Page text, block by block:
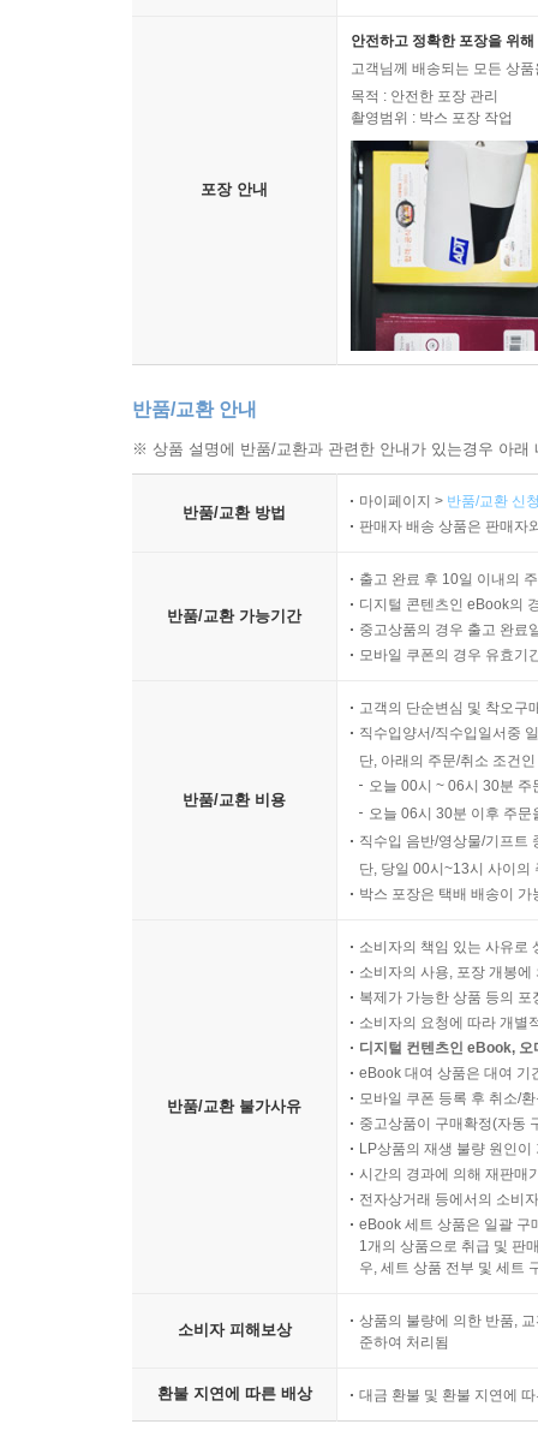
포장 안내
안전하고 정확한 포장을 위
고객님께 배송되는 모든 상
목적 : 안전한 포장 관리
촬영범위 : 박스 포장 작업
반품/교환 안내
※ 상품 설명에 반품/교환과 관련한 안내가 있는경우 아
반품/교환 방법
마이페이지 > 반품/교환 신
판매자 배송 상품은 판매자
반품/교환 가능기간
출고 완료 후 10일 이내의
디지털 콘텐츠인 eBook의
중고상품의 경우 출고 완료
모바일 쿠폰의 경우 유효기
반품/교환 비용
고객의 단순변심 및 착오구
직수입양서/직수입일서중
단, 아래의 주문/취소 조건
오늘 00시 ~ 06시 30분
오늘 06시 30분 이후 주
직수입 음반/영상물/기프트
단, 당일 00시~13시 사이의
박스 포장은 택배 배송이
반품/교환 불가사유
소비자의 책임 있는 사유로
소비자의 사용, 포장 개봉
복제가 가능한 상품 등의
소비자의 요청에 따라 개별
디지털 컨텐츠인 eBook,
eBook 대여 상품은 대여 기
모바일 쿠폰 등록 후 취소/
중고상품이 구매확정(자동
LP상품의 재생 불량 원인
시간의 경과에 의해 재판매
전자상거래 등에서의 소비
eBook 세트 상품은 일괄 구
1개의 상품으로 취급 및 판
우, 세트 상품 전부 및 세트
소비자 피해보상
상품의 불량에 의한 반품,
준하여 처리됨
환불 지연에 따른 배상 대금 환불 및 환불 지연에